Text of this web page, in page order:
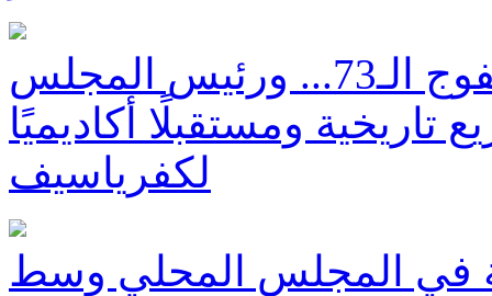
مدرسة يني الثانوية تخرج الفوج الـ73... ورئيس المجلس
ومستقبلًا أكاديميًا
لكفرياسيف
في المجلس المحلي وسط